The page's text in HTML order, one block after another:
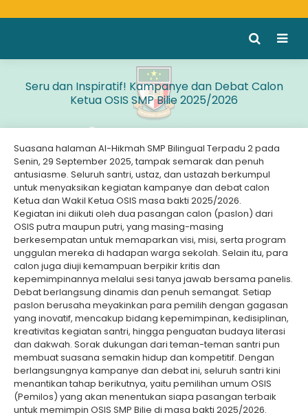
Seru dan Inspiratif! Kampanye dan Debat Calon
Ketua OSIS SMP Bilie 2025/2026
Suasana halaman Al-Hikmah SMP Bilingual Terpadu 2 pada
Senin, 29 September 2025, tampak semarak dan penuh
antusiasme. Seluruh santri, ustaz, dan ustazah berkumpul
untuk menyaksikan kegiatan kampanye dan debat calon
Ketua dan Wakil Ketua OSIS masa bakti 2025/2026.
Kegiatan ini diikuti oleh dua pasangan calon (paslon) dari
OSIS putra maupun putri, yang masing-masing
berkesempatan untuk memaparkan visi, misi, serta program
unggulan mereka di hadapan warga sekolah. Selain itu, para
calon juga diuji kemampuan berpikir kritis dan
kepemimpinannya melalui sesi tanya jawab bersama panelis.
Debat berlangsung dinamis dan penuh semangat. Setiap
paslon berusaha meyakinkan para pemilih dengan gagasan
yang inovatif, mencakup bidang kepemimpinan, kedisiplinan,
kreativitas kegiatan santri, hingga penguatan budaya literasi
dan dakwah. Sorak dukungan dari teman-teman santri pun
membuat suasana semakin hidup dan kompetitif. Dengan
berlangsungnya kampanye dan debat ini, seluruh santri kini
menantikan tahap berikutnya, yaitu pemilihan umum OSIS
(Pemilos) yang akan menentukan siapa pasangan terbaik
untuk memimpin OSIS SMP Bilie di masa bakti 2025/2026.